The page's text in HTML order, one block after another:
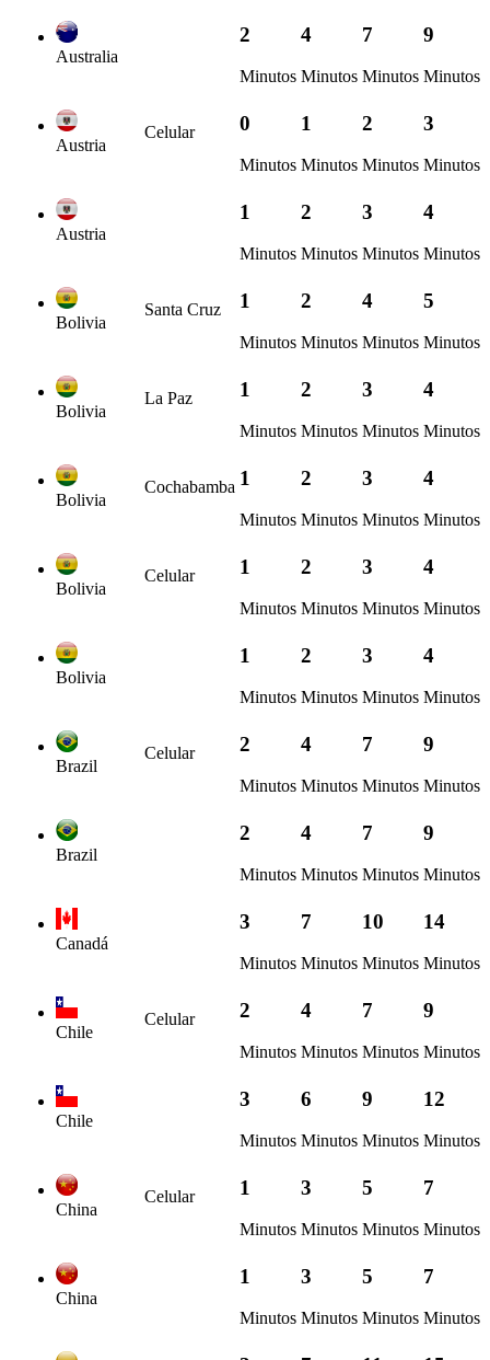
Australia
2
Minutos
4
Minutos
7
Minutos
9
Minutos
Austria
Celular 0
Minutos
1
Minutos
2
Minutos
3
Minutos
Austria
1
Minutos
2
Minutos
3
Minutos
4
Minutos
Bolivia
Santa Cruz 1
Minutos
2
Minutos
4
Minutos
5
Minutos
Bolivia
La Paz 1
Minutos
2
Minutos
3
Minutos
4
Minutos
Bolivia
Cochabamba 1
Minutos
2
Minutos
3
Minutos
4
Minutos
Bolivia
Celular 1
Minutos
2
Minutos
3
Minutos
4
Minutos
Bolivia
1
Minutos
2
Minutos
3
Minutos
4
Minutos
Brazil
Celular 2
Minutos
4
Minutos
7
Minutos
9
Minutos
Brazil
2
Minutos
4
Minutos
7
Minutos
9
Minutos
Canadá
3
Minutos
7
Minutos
10
Minutos
14
Minutos
Chile
Celular 2
Minutos
4
Minutos
7
Minutos
9
Minutos
Chile
3
Minutos
6
Minutos
9
Minutos
12
Minutos
China
Celular 1
Minutos
3
Minutos
5
Minutos
7
Minutos
China
1
Minutos
3
Minutos
5
Minutos
7
Minutos